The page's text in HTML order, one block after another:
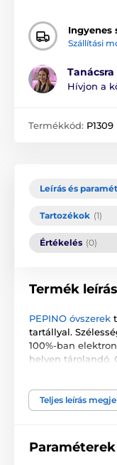
Ingyenes
Szállítási
Hívjon a
Termékkód: P1309
Leírás és
Tartozékok (1)
Értékelés (0)
Termék
PEPINO óvszerek
tartállyal.
100%-ban
helyen tárolandó.
Teljes leírás
Paraméterek